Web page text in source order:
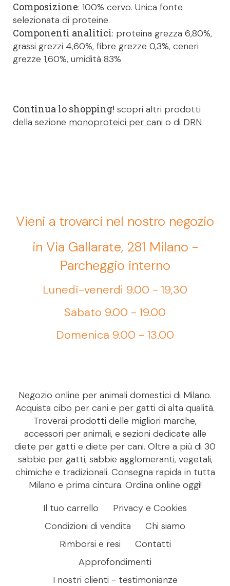
Composizione: 100% cervo. Unica fonte
selezionata di proteine.
Componenti analitici: proteina grezza 6,80%,
grassi grezzi 4,60%, fibre grezze 0,3%, ceneri
grezze 1,60%, umidità 83%
Continua lo shopping! scopri altri prodotti
della sezione monoproteici per cani o di DRN
Vieni a trovarci nel nostro negozio
in Via Gallarate, 281 Milano -
Parcheggio interno
Lunedì-venerdi 9.00 - 19,30
Sabato 9.00 - 19.00
Domenica 9.00 - 13.00
Negozio online per animali domestici di Milano.
Acquista cibo per cani e per gatti di alta qualità.
Troverai prodotti delle migliori marche,
accessori per animali, e sezioni dedicate alle
diete per gatti e diete per cani. Oltre a più di 30
sabbie per gatti, sabbie agglomeranti, vegetali,
chimiche e tradizionali. Consegna rapida in tutta
Milano e prima cintura. Ordina online oggi!
Il tuo carrello
Privacy e Cookies
Condizioni di vendita
Chi siamo
Rimborsi e resi
Contatti
Approfondimenti
I nostri clienti - testimonianze